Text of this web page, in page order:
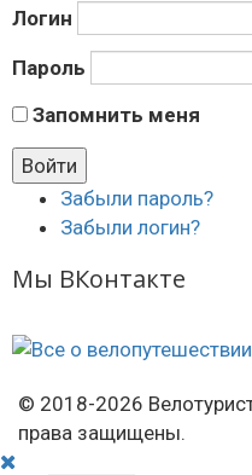
Логин
Пароль
Запомнить меня
Забыли пароль?
Забыли логин?
Мы ВКонтакте
© 2018-2026
права защищены.